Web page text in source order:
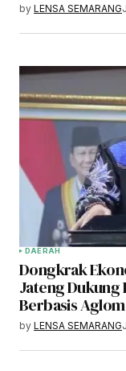
by LENSA SEMARANG
DAERAH
Dongkrak
Jateng Dukung
Berbasis
by LENSA SEMARANG